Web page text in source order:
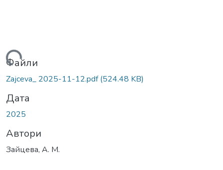
Файли
Zajceva_ 2025-11-12.pdf(524.48 KB)
Дата
2025
Автори
Зайцева, А. М.